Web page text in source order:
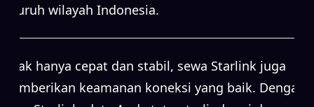
seluruh wilayah Indonesia.
Tidak hanya cepat dan stabil, sewa Starlink juga
memberikan keamanan koneksi yang baik. Dengan